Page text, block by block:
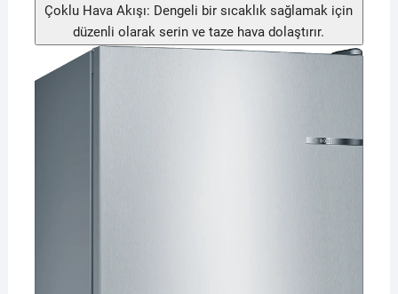
Çoklu Hava Akışı: Dengeli bir sıcaklık sağlamak için
düzenli olarak serin ve taze hava dolaştırır.